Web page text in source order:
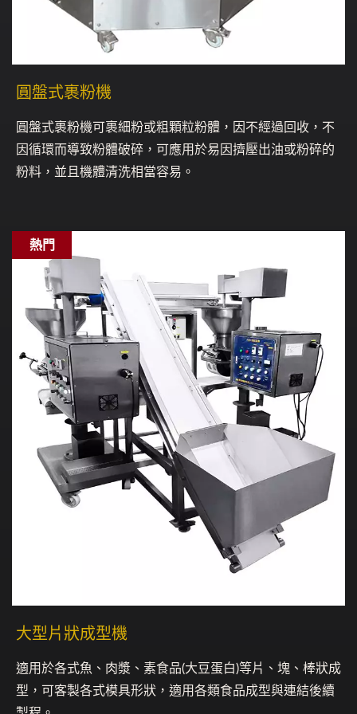
圓盤式裹粉機
圓盤式裹粉機可裹細粉或粗顆粒粉體，因不經過回收，不
因循環而導致粉體破碎，可應用於易因擠壓出油或粉碎的
粉料，並且機體清洗相當容易。
熱門
大型片狀成型機
適用於各式魚、肉漿、素食品(大豆蛋白)等片、塊、棒狀成
型，可客製各式模具形狀，適用各類食品成型與連結後續